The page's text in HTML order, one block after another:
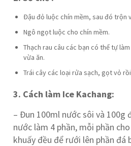
Đậu đỏ luộc chín mềm, sau đó trộn
Ngô ngọt luộc cho chín mềm.
Thạch rau câu các bạn có thể tự
vừa ăn.
Trái cây các loại rửa sạch, gọt vỏ
3. Cách làm Ice Kachang:
– Đun 100ml nước sôi và 100g
nước làm 4 phần, mỗi phần
khuấy đều để rưới lên phần đá